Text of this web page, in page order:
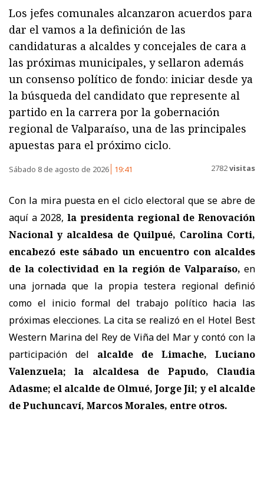
Los jefes comunales alcanzaron acuerdos para
dar el vamos a la definición de las
candidaturas a alcaldes y concejales de cara a
las próximas municipales, y sellaron además
un consenso político de fondo: iniciar desde ya
la búsqueda del candidato que represente al
partido en la carrera por la gobernación
regional de Valparaíso, una de las principales
apuestas para el próximo ciclo.
Sábado 8 de agosto de 2026 19:41 2782visitas
Con la mira puesta en el ciclo electoral que se abre de
aquí a 2028,la presidenta regional de Renovación
Nacional y alcaldesa de Quilpué, Carolina Corti,
encabezó este sábado un encuentro con alcaldes
de la colectividad en la región de Valparaíso, en
una jornada que la propia testera regional definió
como el inicio formal del trabajo político hacia las
próximas elecciones. La cita se realizó en el Hotel Best
Western Marina del Rey de Viña del Mar y contó con la
participación del alcalde de Limache, Luciano
Valenzuela; la alcaldesa de Papudo, Claudia
Adasme; el alcalde de Olmué, Jorge Jil; y el alcalde
de Puchuncaví, Marcos Morales, entre otros.